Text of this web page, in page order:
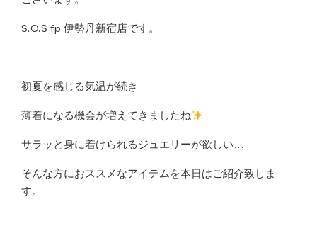
S.O.S fp 伊勢丹新宿店です。
初夏を感じる気温が続き
薄着になる機会が増えてきましたね
サラッと身に着けられるジュエリーが欲しい…
そんな方におススメなアイテムを本日はご紹介致しま
す。